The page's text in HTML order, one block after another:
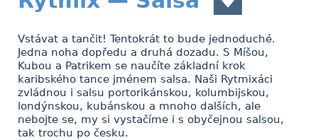
Vstávat a tančit! Tentokrát to bude jednoduché.
Jedna noha dopředu a druhá dozadu. S Míšou,
Kubou a Patrikem se naučíte základní krok
karibského tance jménem salsa. Naši Rytmixáci
zvládnou i salsu portorikánskou, kolumbijskou,
londýnskou, kubánskou a mnoho dalších, ale
nebojte se, my si vystačíme i s obyčejnou salsou,
tak trochu po česku.